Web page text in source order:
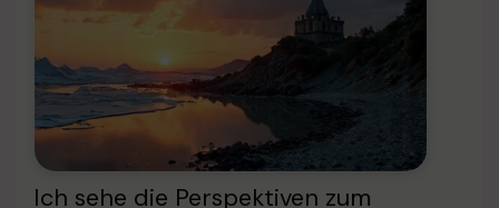
Ich sehe die Perspektiven zum